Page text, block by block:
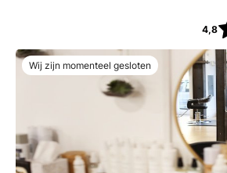
Wij zijn momenteel gesloten
4,8